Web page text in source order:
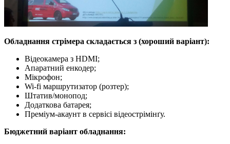
Обладнання стрімера складається з (хороший варіант):
Відеокамера з HDMI;
Апаратний енкодер;
Мікрофон;
Wi-fi маршрутизатор (розтер);
Штатив/монопод;
Додаткова батарея;
Преміум-акаунт в сервісі відеострімінґу.
Бюджетний варіант обладнання: